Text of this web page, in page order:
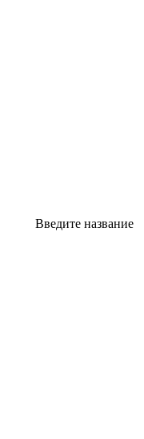
Введите название